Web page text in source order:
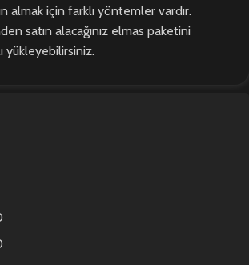
almak için farklı yöntemler vardır.
satın alacağınız elmas paketini
yükleyebilirsiniz.